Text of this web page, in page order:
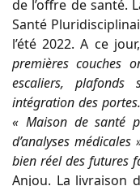
de l’offre de santé.
Santé
l’été 2022. A ce
premières couches
escaliers, plafonds
intégration des
« Maison de santé
d’analyses
bien réel des futures
Anjou. La livraison